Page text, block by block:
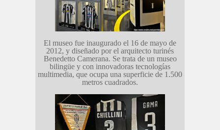
El museo fue inaugurado el 16 de mayo de
2012, y diseñado por el arquitecto turinés
Benedetto Camerana. Se trata de un museo
bilingüe y con innovadoras tecnologías
multimedia, que ocupa una superficie de 1.500
metros cuadrados.